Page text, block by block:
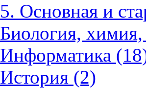
5. Основная и
Биология,
Информатика
История (2)